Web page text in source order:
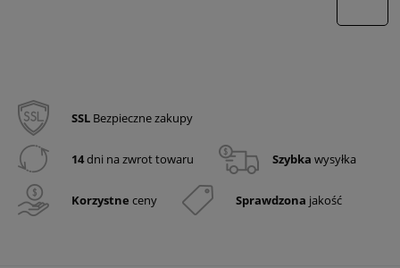
SSL Bezpieczne zakupy
14dni na zwrot towaru Szybka wysyłka
Korzystne ceny Sprawdzona jakość